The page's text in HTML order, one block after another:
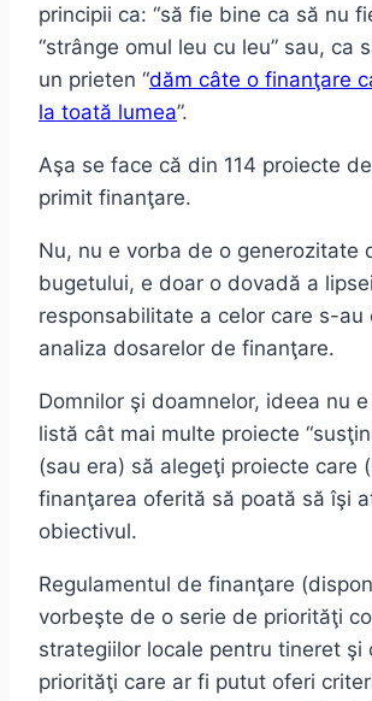
principii ca: “să fie bine ca să nu
“strânge omul leu cu leu” sau, ca
un prieten “dăm câte o finanţare
la toată lumea”.
Aşa se face că din 114 proiecte
primit finanţare.
Nu, nu e vorba de o generozitate
bugetului, e doar o dovadă a
responsabilitate a celor care s-au
analiza dosarelor de finanţare.
Domnilor şi doamnelor, ideea nu
listă cât mai multe proiecte
(sau era) să alegeţi proiecte care
finanţarea oferită să poată să îşi
obiectivul.
Regulamentul de finanţare
vorbeşte de o serie de priorităţi
strategiilor locale pentru tineret şi
priorităţi care ar fi putut oferi